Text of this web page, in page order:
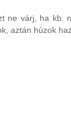
ne várj, ha kb.
aztán húzok